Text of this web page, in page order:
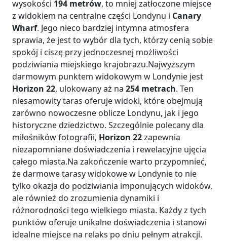
wysokości 194 metrów, to mniej zatłoczone miejsce
z widokiem na centralne części Londynu i Canary
Wharf. Jego nieco bardziej intymna atmosfera
sprawia, że jest to wybór dla tych, którzy cenią sobie
spokój i ciszę przy jednoczesnej możliwości
podziwiania miejskiego krajobrazu.Najwyższym
darmowym punktem widokowym w Londynie jest
Horizon 22, ulokowany aż na 254 metrach. Ten
niesamowity taras oferuje widoki, które obejmują
zarówno nowoczesne oblicze Londynu, jak i jego
historyczne dziedzictwo. Szczególnie polecany dla
miłośników fotografii, Horizon 22zapewnia
niezapomniane doświadczenia i rewelacyjne ujęcia
całego miasta.Na zakończenie warto przypomnieć,
że darmowe tarasy widokowe w Londynie to nie
tylko okazja do podziwiania imponujących widoków,
ale również do zrozumienia dynamiki i
różnorodności tego wielkiego miasta. Każdy z tych
punktów oferuje unikalne doświadczenia i stanowi
idealne miejsce na relaks po dniu pełnym atrakcji.